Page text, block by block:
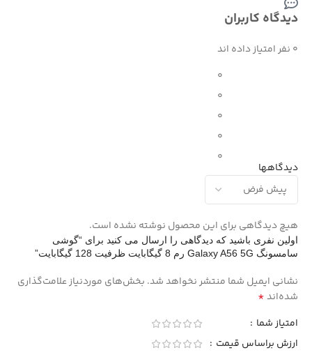
دیدگاه کاربران
0 نفر امتیاز داده اند
0
0
0
0
0
دیدگاهها
هیچ دیدگاهی برای این محصول نوشته نشده است.
اولین نفری باشید که دیدگاهی را ارسال می کنید برای “گوشی
سامسونگ Galaxy A56 5G رم 8 گیگابایت ظرفیت 128 گیگابایت”
نشانی ایمیل شما منتشر نخواهد شد. بخش‌های موردنیاز علامت‌گذاری
شده‌اند*
امتیاز شما
ارزش براساس قیمت